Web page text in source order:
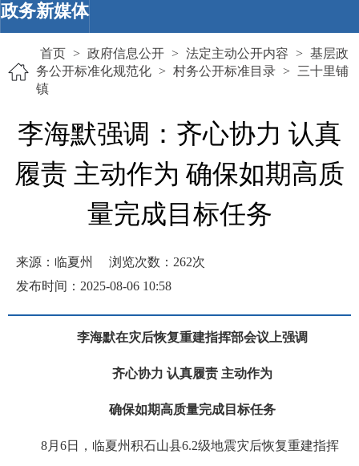
政务新媒体
首页 > 政府信息公开 > 法定主动公开内容 > 基层政
务公开标准化规范化 > 村务公开标准目录 > 三十里铺
镇
李海默强调：齐心协力 认真
履责 主动作为 确保如期高质
量完成目标任务
来源：临夏州 浏览次数： 262次
发布时间：2025-08-06 10:58
李海默在灾后恢复重建指挥部会议上强调
齐心协力 认真履责 主动作为
确保如期高质量完成目标任务
8月6日，临夏州积石山县6.2级地震灾后恢复重建指挥